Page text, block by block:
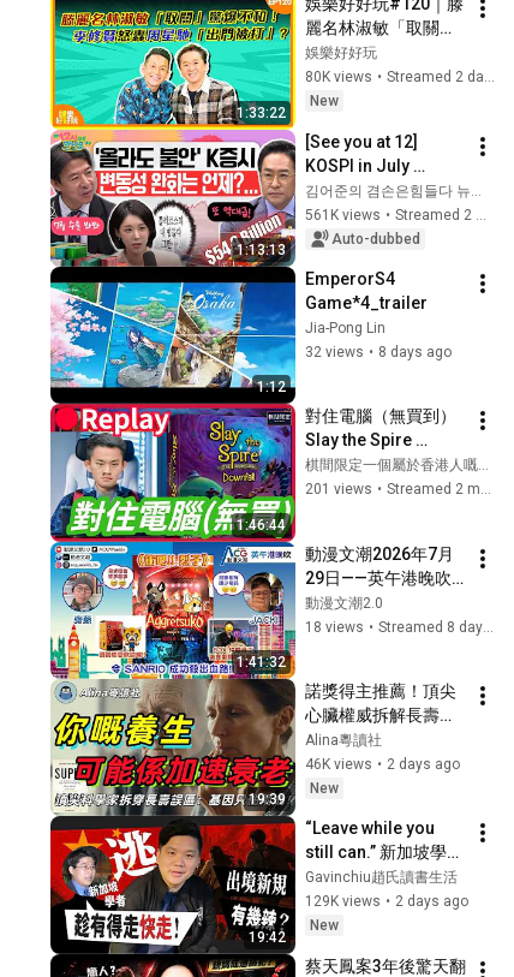
1:33:22
娛樂好好玩#120｜滕
麗名林淑敏「取關」
驚爆不和！李修賢怒
轟周星馳「出門被
打」?｜十點開播｜吳
娛樂好好玩
80K views •
Streamed 2 days ago
New
1:13:13
[See you at 12]
KOSPI in July
Searching for
Direction! Starting
Up Today... Is This
561K views •
Auto-dubbed
1:12
EmperorS4
Game*4_trailer
Jia-Pong Lin
32 views • 8 days ago
1:46:44
對住電腦（無買到）
Slay the Spire
Downfall眾籌桌上遊
戲項目預覽｜廣東話
棋間限定一個屬於香港人嘅桌上遊戲專門店
201 views • Streamed 2 months ago
1:41:32
動漫文潮2026年7月
29日——英午港晚吹
(週三版) 《衝吧!! 烈
子》令 Sanrio 成功殺
動漫文潮2.0
18 views • Streamed 8 days ago
19:39
諾獎得主推薦！頂尖
心臟權威拆解長壽騙
局：基因只佔兩成，
極端節食運動反致短
命？《Super
Alina粵讀社
46K views • 2 days ago
New
19:42
“Leave while you
still can.” 新加坡學者
籲趁仲走得快走：中
國9月15日收緊出
境，護照簽證都未必
Gavinchiu趙氏讀書生活
129K views • 2 days ago
New
蔡天鳳案3年後驚天翻